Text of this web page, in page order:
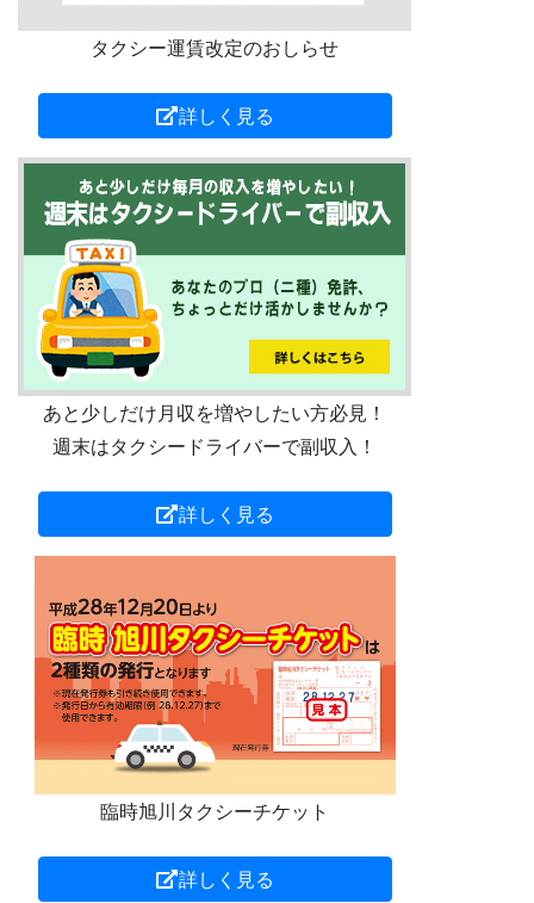
タクシー運賃改定のおしらせ
詳しく見る
あと少しだけ月収を増やしたい方必見！
週末はタクシードライバーで副収入！
詳しく見る
臨時旭川タクシーチケット
詳しく見る